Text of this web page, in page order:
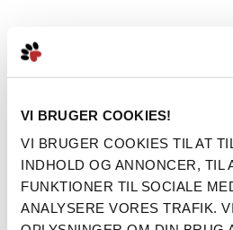
VI BRUGER COOKIES!
VI BRUGER COOKIES TIL AT
INDHOLD OG ANNONCER, TIL
FUNKTIONER TIL SOCIALE
ANALYSERE VORES TRAFIK.
BUSTER
STK
LAGER: PÅ LAGER